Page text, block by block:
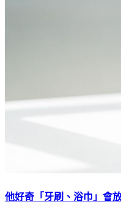
他好奇「牙刷、浴巾」會